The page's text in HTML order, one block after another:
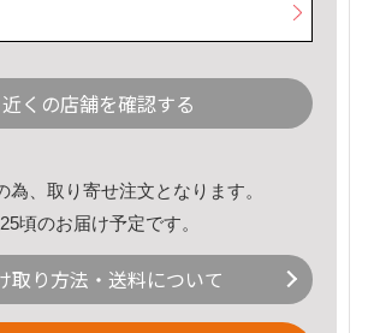
近くの店舗を確認する
為、取り寄せ注文となります。
頃のお届け予定です。
取り方法・送料について